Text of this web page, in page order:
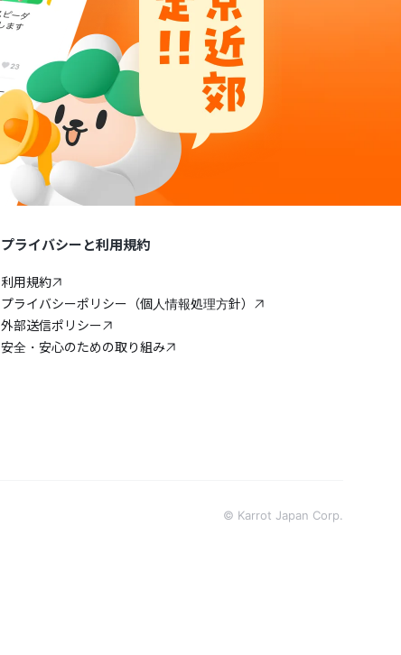
プライバシーと利用規約
利用規約
プライバシーポリシー（個人情報処理方針）
外部送信ポリシー
安全・安心のための取り組み
© Karrot Japan Corp.